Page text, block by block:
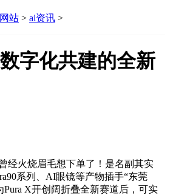
站 > ai资讯 >
字化共建的全新
火烧眉毛想下单了！是名副其实
系列、AI眼镜等产物插手“东莞
Pura X开创阔折叠全新赛道后，可实